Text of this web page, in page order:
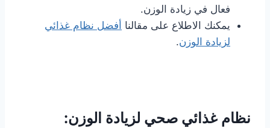
فعال في زيادة الوزن.
يمكنك الاطلاع على مقالنا أفضل نظام غذائي
لزيادة الوزن.
نظام غذائي صحي لزيادة الوزن: